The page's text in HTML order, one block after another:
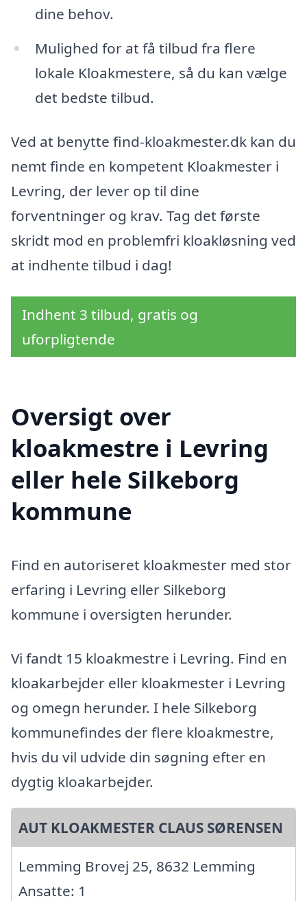
dine behov.
Mulighed for at få tilbud fra flere
lokale Kloakmestere, så du kan vælge
det bedste tilbud.
Ved at benytte find-kloakmester.dk kan du
nemt finde en kompetent Kloakmester i
Levring, der lever op til dine
forventninger og krav. Tag det første
skridt mod en problemfri kloakløsning ved
at indhente tilbud i dag!
Indhent 3 tilbud, gratis og
uforpligtende
Oversigt over
kloakmestre i Levring
eller hele Silkeborg
kommune
Find en autoriseret kloakmester med stor
erfaring i Levring eller Silkeborg
kommune i oversigten herunder.
Vi fandt 15 kloakmestre i Levring. Find en
kloakarbejder eller kloakmester i Levring
og omegn herunder. I hele Silkeborg
kommunefindes der flere kloakmestre,
hvis du vil udvide din søgning efter en
dygtig kloakarbejder.
AUT KLOAKMESTER CLAUS SØRENSEN
Lemming Brovej 25, 8632 Lemming
Ansatte: 1